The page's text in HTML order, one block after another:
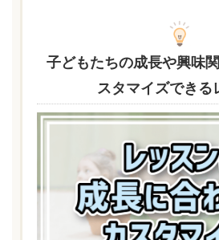
子どもたちの成長や興味
スタマイズできる